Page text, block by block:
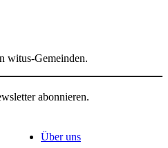
witus-Gemeinden.
abonnieren.
Über uns